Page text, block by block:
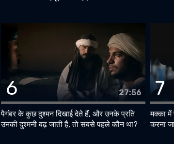
6 27:56
पैगंबर के कुछ दुश्मन दिखाई देते हैं, और उनके प्रति
उनकी दुश्मनी बढ़ जाती है, तो सबसे पहले कौन था?
7
मक्का में
करना